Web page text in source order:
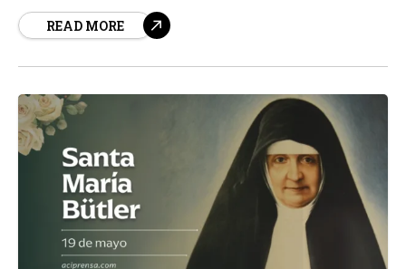
vendidas para doce conciertos, las expectativas eran
READ MORE